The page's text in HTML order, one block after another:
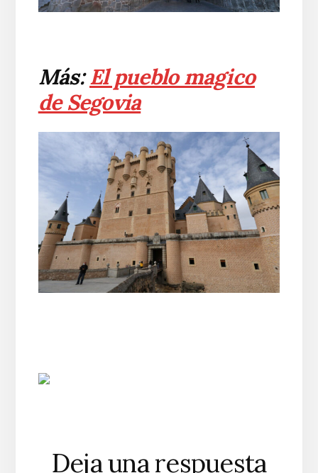
Más:El pueblo magico
de Segovia
Reader
Deja una respuesta